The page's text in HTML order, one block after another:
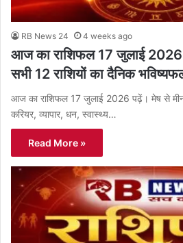
RB News 24 4 weeks ago
आज का राशिफल 17 जुलाई
सभी 12 राशियों का दैनिक
आज का राशिफल 17 जुलाई 2026 पढ़ें। मेष से मीन
करियर, व्यापार, धन, स्वास्थ्य…
Read More »